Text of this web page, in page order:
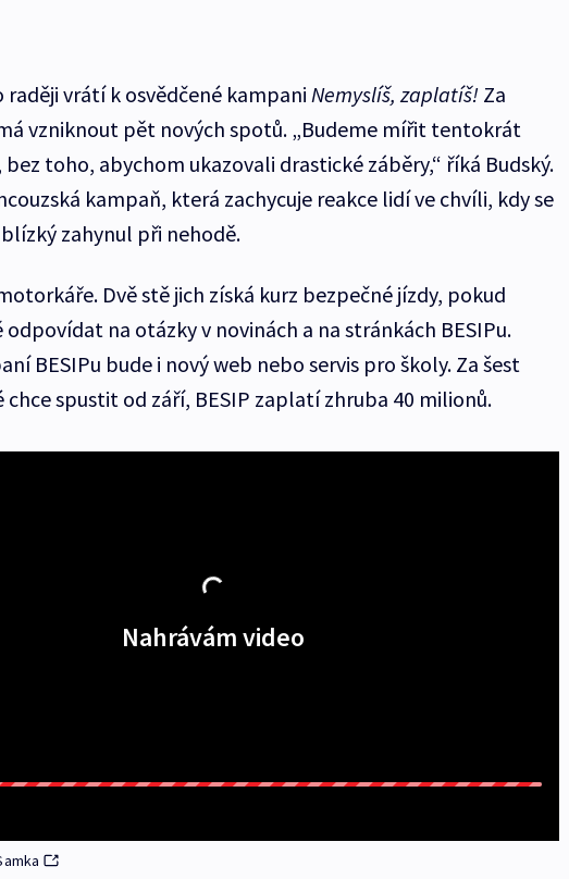
raději vrátí k osvědčené kampani Nemyslíš, zaplatíš! Za
vzniknout pět nových spotů. „Budeme mířit tentokrát
bez toho, abychom ukazovali drastické záběry,“ říká Budský.
kampaň, která zachycuje reakce lidí ve chvíli, kdy se
zahynul při nehodě.
Dvě stě jich získá kurz bezpečné jízdy, pokud
odpovídat na otázky v novinách a na stránkách BESIPu.
BESIPu bude i nový web nebo servis pro školy. Za šest
spustit od září, BESIP zaplatí zhruba 40 milionů.
Nahrávám video